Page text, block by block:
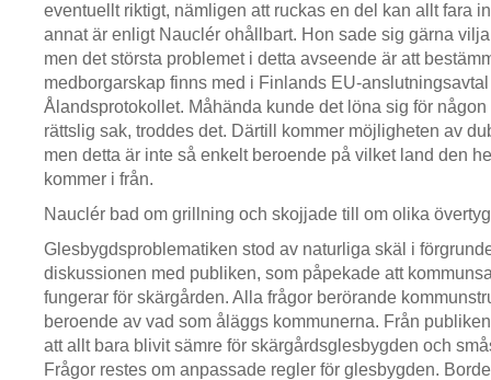
eventuellt riktigt, nämligen att ruckas en del kan allt fara
annat är enligt Nauclér ohållbart. Hon sade sig gärna
men det största problemet i detta avseende är att
medborgarskap finns med i Finlands EU-
Ålandsprotokollet. Måhända kunde det löna sig för
rättslig sak, troddes det. Därtill kommer möjligheten av
men detta är inte så enkelt beroende på vilket land den
kommer i från.
Nauclér bad om grillning och skojjade till om olika
Glesbygdsproblematiken stod av naturliga skäl i
diskussionen med publiken, som påpekade att
fungerar för skärgården. Alla frågor berörande
beroende av vad som åläggs kommunerna. Från
att allt bara blivit sämre för skärgårdsglesbygden och
Frågor restes om anpassade regler för glesbygden.